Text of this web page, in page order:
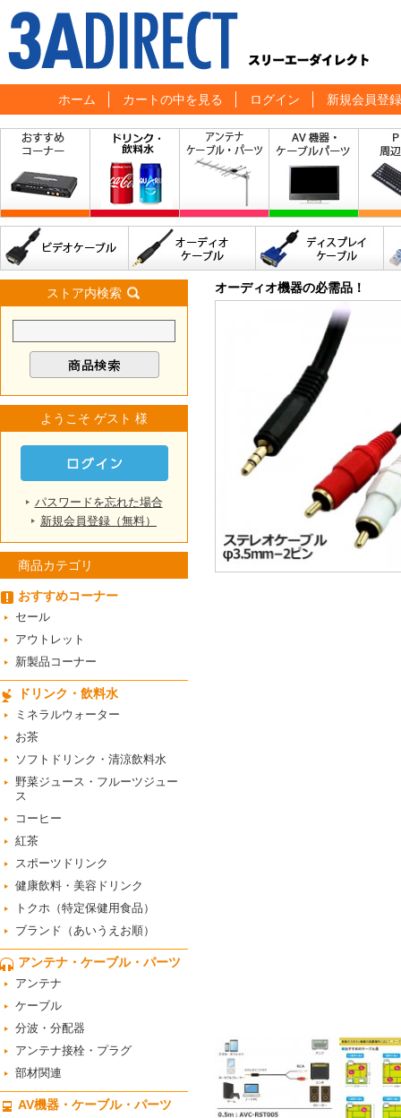
ホーム カートの中を見る ログイン 新規会員登録
ストア内検索
ようこそ ゲスト 様
パスワードを忘れた場合
新規会員登録（無料）
商品カテゴリ
おすすめコーナー
セール
アウトレット
新製品コーナー
ドリンク・飲料水
ミネラルウォーター
お茶
ソフトドリンク・清涼飲料水
野菜ジュース・フルーツジュー
ス
コーヒー
紅茶
スポーツドリンク
健康飲料・美容ドリンク
トクホ（特定保健用食品）
ブランド（あいうえお順）
アンテナ・ケーブル・パーツ
アンテナ
ケーブル
分波・分配器
アンテナ接栓・プラグ
部材関連
AV機器・ケーブル・パーツ
オーディオ機器の必需品！